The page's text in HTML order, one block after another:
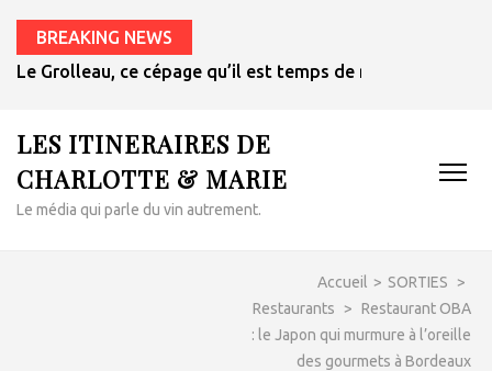
BREAKING NEWS
Le Grolleau, ce cépage qu’il est temps de redécouvrir
LES ITINERAIRES DE
CHARLOTTE & MARIE
Le média qui parle du vin autrement.
Accueil > SORTIES
>
Restaurants
> Restaurant OBA
: le Japon qui murmure à l’oreille
des gourmets à Bordeaux